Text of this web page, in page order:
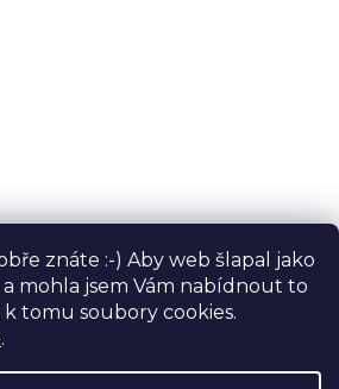
znáte :-) Aby web šlapal jako
mohla jsem Vám nabídnout to
tomu soubory cookies.
.